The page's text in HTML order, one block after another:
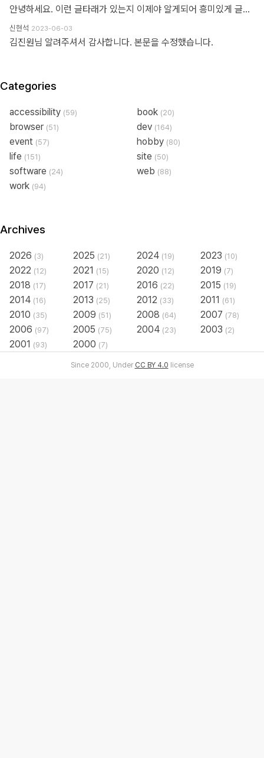
안녕하세요. 이런 글타래가 있는지 이제야 알게되어 흥미있게 글타래를 읽어보았네요. 제가 방금 글타래라고 쓴것처럼, 댓글이라는 단어에도 여러 다른 이름이 존재한다는 것을 우리는 암묵적으로 알고 있을 거라 생각하는데요 EX 1.) 글타래(민 우리말. 인터넷 게시판에서 어떤 게시글과 그에 대한 답신으로 쓰여진 게시글들의 모임. [NAVER 국어사전 글 인용]) = 댓글(게시물 밑에 남길 수 있는 글을 표현한 단어) = 코멘트(영어 코멘트를 한국어로 표현한 단어) = 리플(영어 reple을 한국어로 표현한 단어) = 스레드(thread) EX 2.) Height(사물의 높이, 사람의 키&신장, 키가 높음, 지상으로부터의 고도) 해당 단어는 발음에서 논란이 된적이 있습니다. (설마.. 고인물만 아는 거일지도...T^T..) 미국, 영국 등 주요국가에서는 해당 단어의 발음을 한국어 발음 표현으로 '하이트' or '하잍' 라고 읽으나, 스페인어로 해당 단어는 '헤이트' or '헤잍' 라고 읽습니다. 전 세계적으로 스페인어를 쓰는 인구는 2019년 3월 기준으로 4억 6천만명이며, 영어를 사용하는 인구는 3억 7천만명이라고 구글검색에 나옵니다. EX 3.) 2023년 현재 우리나라에서는 각 세대 별로 쓰는 한 가지 표현에 대한 단어들도 다릅니다. 50대 이상이신 분들은 한자어를 주로 사용하신 세대들이고, 10대 ~ 20대분들은 줄임말 또는 은어를 만들어 주로 사용하고 있습니다. 위의 예시와 같이 한 가지를 가리키는 명사에 여러가지 표현이 존재하고, 모든 사람들이 표준어 하나만 사용하고 있지 않으며, 전라도, 충정도, 경상도 방언이 존재한다는 사실도 암묵적으로 우리는 알고 있다 생각합니다 물론, 표준어처럼 한 가지 표현만 존재하면 다시 한번 확인하는 절차없이 의사소통이 원활할테지만, 우리는 일상속에서도 방언이나 댓글, 줄임말 등의 다른 표현들을 받아들이고 있는 존재들입니다. 만드신 분의 말씀대로 그저 지나온 과거에서는 그 표현이 필요하여 쓰여졌었다고 이해하고 넘어가시면 어떨까하여 주절대며 나불거려보았네요.. PS. 쓰잘데기 없는 제 생각을 읽어주셔서 고맙습니다.. AI도 발전해나가고 있는 마당에 같은 인종끼리 싸우지 맙시다~~~ㅋㅋㅋ
신현석 2023-06-03
김진원님 알려주셔서 감사합니다. 본문을 수정했습니다.
Categories
accessibility (59) book (20)
browser (51) dev (164)
event (57) hobby (80)
life (151) site (50)
software (24) web (88)
work (94)
Archives
2026 (3) 2025 (21) 2024 (19) 2023 (10)
2022 (12) 2021 (15) 2020 (12) 2019 (7)
2018 (17) 2017 (21) 2016 (22) 2015 (19)
2014 (16) 2013 (25) 2012 (33) 2011 (61)
2010 (35) 2009 (51) 2008 (64) 2007 (78)
2006 (97) 2005 (75) 2004 (23) 2003 (2)
2001 (93) 2000 (7)
Since 2000, Under CC BY 4.0 license